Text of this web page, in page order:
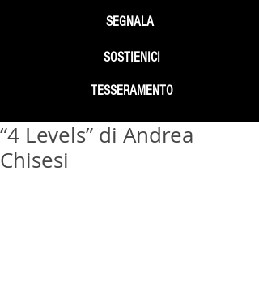
SEGNALA
SOSTIENICI
TESSERAMENTO
“4 Levels” di Andrea
Chisesi